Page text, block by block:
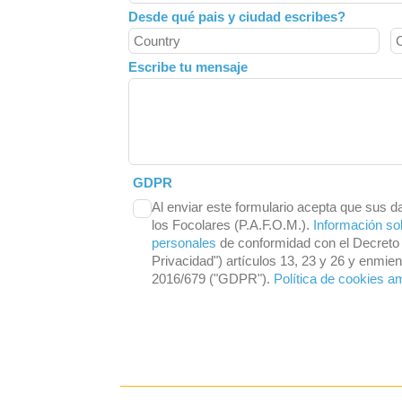
Desde qué pais y ciudad escribes?
Escribe tu mensaje
GDPR
Al enviar este formulario acepta que sus
los Focolares (P.A.F.O.M.). Información
personales de conformidad con el
Privacidad") artículos 13, 23 y 26 y
2016/679 ("GDPR"). Política de cookies